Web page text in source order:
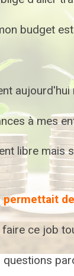
budget
à mes
libre mais
ce job